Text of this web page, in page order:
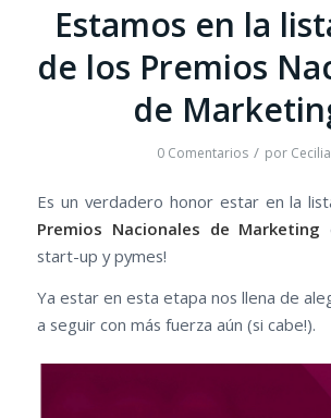
Estamos en la
de los Premios
de
0 Comentarios / por Cecilia
Es un verdadero honor estar en la
Premios Nacionales de Marketing
start-up y pymes!
Ya estar en esta etapa nos llena de
a seguir con más fuerza aún (si cabe!).